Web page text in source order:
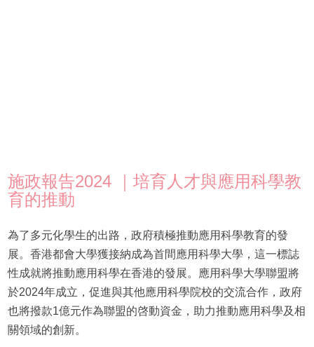
施政報告2024 ｜培育人才與應用科學教
育的推動
為了多元化學生的出路，政府積極推動應用科學教育的發
展。香港都會大學獲接納成為首間應用科學大學，這一標誌
性成就將推動應用科學在香港的發展。應用科學大學聯盟將
於2024年成立，促進與其他應用科學院校的交流合作，政府
也將撥款1億元作為聯盟的啓動資金，助力推動應用科學及相
關領域的創新。